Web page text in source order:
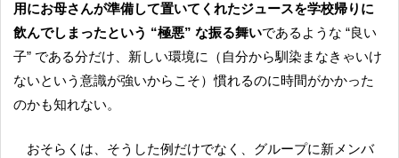
用にお母さんが準備して置いてくれたジュースを学校帰りに
飲んでしまったという “極悪” な振る舞いであるような “良い
子” である分だけ、新しい環境に（自分から馴染まなきゃいけ
ないという意識が強いからこそ）慣れるのに時間がかかった
のかも知れない。
おそらくは、そうした例だけでなく、グループに新メンバ